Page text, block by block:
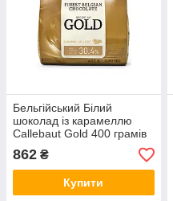
Бельгійський Білий
шоколад із карамеллю
Callebaut Gold 400 грамів
862 ₴
Купити